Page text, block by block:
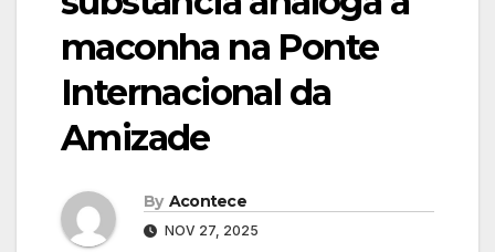
maconha na Ponte
Internacional da
Amizade
By Acontece
NOV 27, 2025